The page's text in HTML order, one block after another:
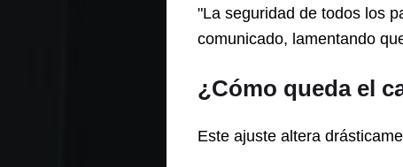
"La seguridad de todos los
comunicado, lamentando
¿Cómo queda el
Este ajuste altera